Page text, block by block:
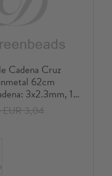
Cadena Cruz
62cm
3x2.3mm, 1
Unidades/Paquete)
3,04